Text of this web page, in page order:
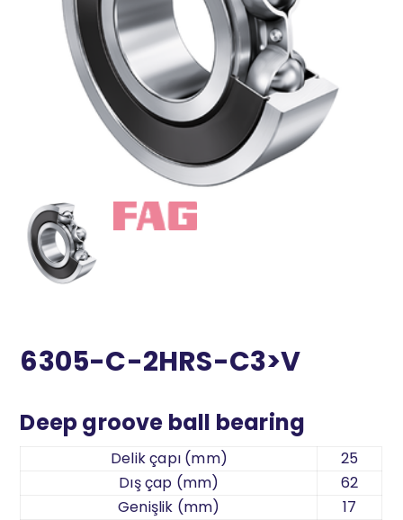
6305-C-2HRS-C3>V
Deep groove ball bearing
Delik çapı (mm)
25
Dış çap (mm)
62
Genişlik (mm)
17